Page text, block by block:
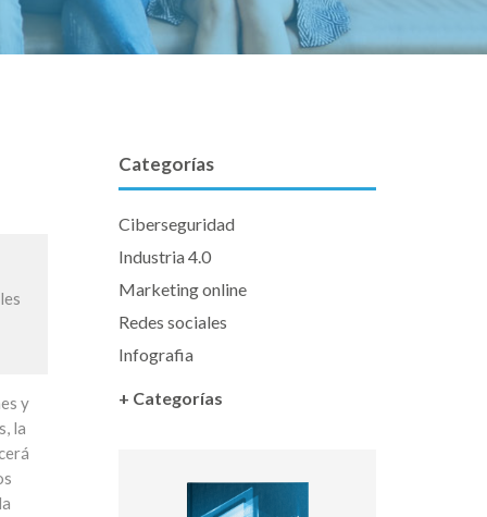
y
la
Categorías
Ciberseguridad
Industria 4.0
Marketing online
Redes sociales
Infografia
+ Categorías